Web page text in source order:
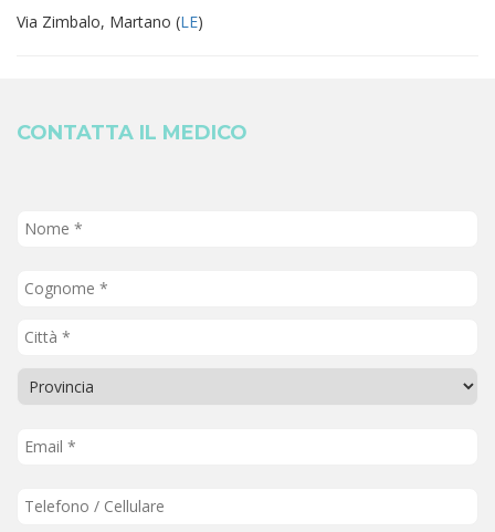
Via Zimbalo, Martano (LE)
CONTATTA IL MEDICO